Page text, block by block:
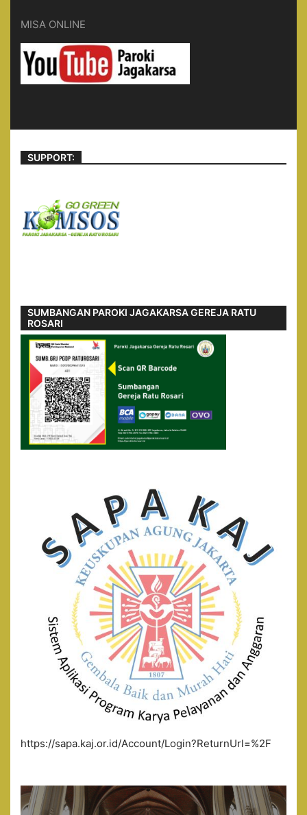
MISA ONLINE
SUPPORT:
SUMBANGAN PAROKI JAGAKARSA GEREJA RATU
ROSARI
https://sapa.kaj.or.id/Account/Login?ReturnUrl=%2F